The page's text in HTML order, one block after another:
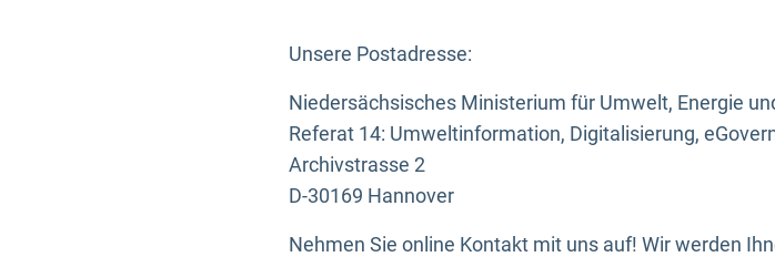
Unsere Postadresse:
Niedersächsisches Ministerium für Umwelt, Energie
Referat 14: Umweltinformation, Digitalisierung,
Archivstrasse 2
D-30169 Hannover
Nehmen Sie online Kontakt mit uns auf! Wir werden